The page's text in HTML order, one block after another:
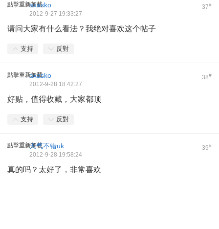
點擊重新加載 37#
axasko
2012-9-27 19:33:27
请问大家有什么看法？我绝对喜欢这个帖子
支持 反對
點擊重新加載 38#
axasko
2012-9-28 18:42:27
好贴，值得收藏，大家都顶
支持 反對
點擊重新加載 39#
天气不错uk
2012-9-28 19:58:24
真的吗？太好了，非常喜欢